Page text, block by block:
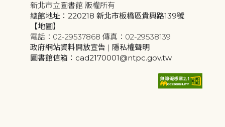
新北市立圖書館 版權所有
總館地址：220218 新北市板橋區貴興路139號
【地圖】
電話：02-29537868 傳真：02-29538139
政府網站資料開放宣告 | 隱私權聲明
圖書館信箱：cad2170001@ntpc.gov.tw